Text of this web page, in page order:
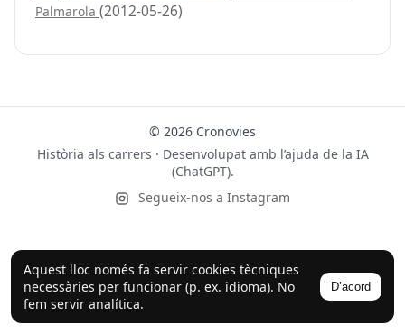
Aquest lloc només fa servir cookies tècniques
necessàries per funcionar (p. ex. idioma). No
fem servir analítica.
D’acord
Palmarola (2012-05-26)
© 2026 Cronovies
Història als carrers · Desenvolupat amb l’ajuda de la IA
(ChatGPT).
Segueix-nos a Instagram